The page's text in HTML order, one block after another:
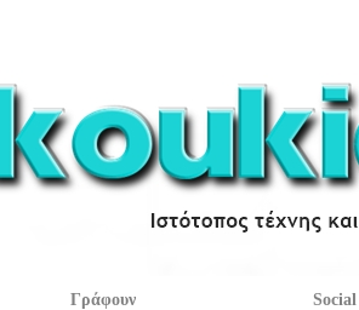
Γράφουν Social